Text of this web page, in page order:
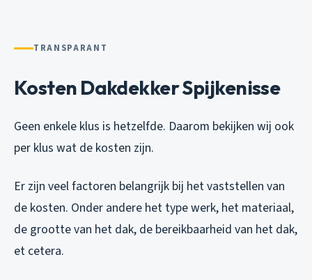
TRANSPARANT
Kosten Dakdekker Spijkenisse
Geen enkele klus is hetzelfde. Daarom bekijken wij ook
per klus wat de kosten zijn.
Er zijn veel factoren belangrijk bij het vaststellen van
de kosten. Onder andere het type werk, het materiaal,
de grootte van het dak, de bereikbaarheid van het dak,
et cetera.